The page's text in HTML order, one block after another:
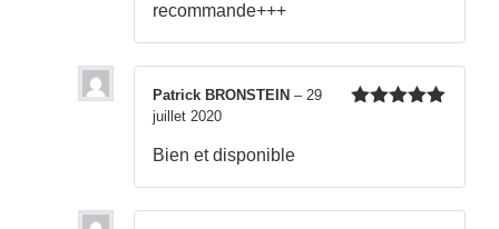
recommande+++
Patrick BRONSTEIN – 29
juillet 2020
Bien et disponible